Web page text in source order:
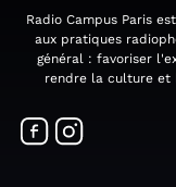
Radio Campus Paris
aux pratiques
général : favoriser
rendre la culture et